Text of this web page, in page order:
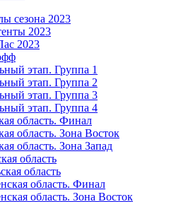
сезона 2023
2023
2023
этап. Группа 1
этап. Группа 2
этап. Группа 3
этап. Группа 4
область. Финал
область. Зона Восток
область. Зона Запад
область
область
область. Финал
область. Зона Восток